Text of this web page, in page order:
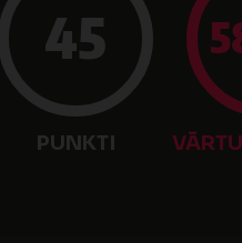
45
PUNKTI